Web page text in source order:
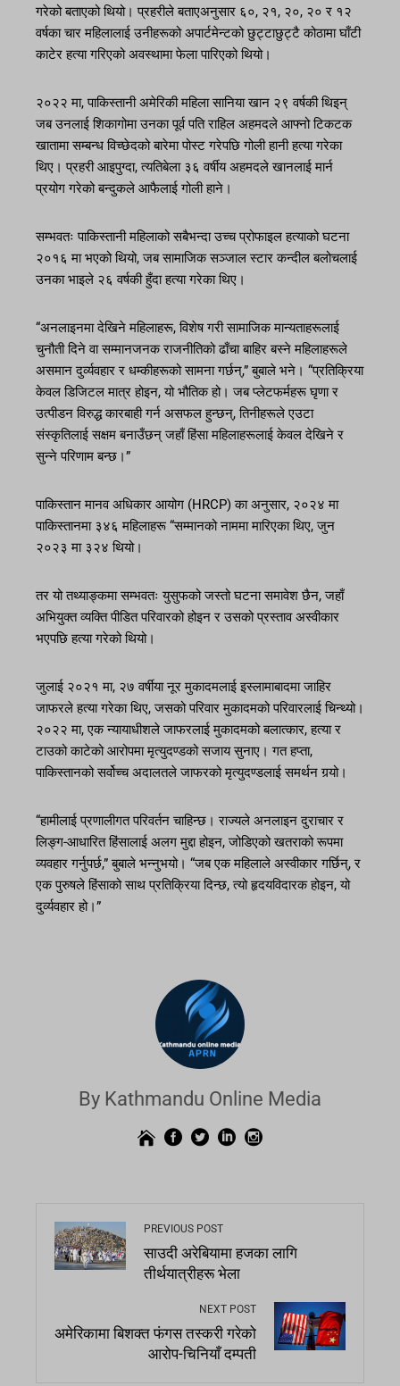
गरेको बताएको थियो। प्रहरीले बताएअनुसार ६०, २१, २०, २० र १२
वर्षका चार महिलालाई उनीहरूको अपार्टमेन्टको छुट्टाछुट्टै कोठामा घाँटी
काटेर हत्या गरिएको अवस्थामा फेला पारिएको थियो।
२०२२ मा, पाकिस्तानी अमेरिकी महिला सानिया खान २९ वर्षकी थिइन्
जब उनलाई शिकागोमा उनका पूर्व पति राहिल अहमदले आफ्नो टिकटक
खातामा सम्बन्ध विच्छेदको बारेमा पोस्ट गरेपछि गोली हानी हत्या गरेका
थिए। प्रहरी आइपुग्दा, त्यतिबेला ३६ वर्षीय अहमदले खानलाई मार्न
प्रयोग गरेको बन्दुकले आफैलाई गोली हाने।
सम्भवतः पाकिस्तानी महिलाको सबैभन्दा उच्च प्रोफाइल हत्याको घटना
२०१६ मा भएको थियो, जब सामाजिक सञ्जाल स्टार कन्दील बलोचलाई
उनका भाइले २६ वर्षकी हुँदा हत्या गरेका थिए।
“अनलाइनमा देखिने महिलाहरू, विशेष गरी सामाजिक मान्यताहरूलाई
चुनौती दिने वा सम्मानजनक राजनीतिको ढाँचा बाहिर बस्ने महिलाहरूले
असमान दुर्व्यवहार र धम्कीहरूको सामना गर्छन्,” बुबाले भने। “प्रतिक्रिया
केवल डिजिटल मात्र होइन, यो भौतिक हो। जब प्लेटफर्महरू घृणा र
उत्पीडन विरुद्ध कारबाही गर्न असफल हुन्छन्, तिनीहरूले एउटा
संस्कृतिलाई सक्षम बनाउँछन् जहाँ हिंसा महिलाहरूलाई केवल देखिने र
सुन्ने परिणाम बन्छ।”
पाकिस्तान मानव अधिकार आयोग (HRCP) का अनुसार, २०२४ मा
पाकिस्तानमा ३४६ महिलाहरू “सम्मानको नाममा मारिएका थिए, जुन
२०२३ मा ३२४ थियो।
तर यो तथ्याङ्कमा सम्भवतः युसुफको जस्तो घटना समावेश छैन, जहाँ
अभियुक्त व्यक्ति पीडित परिवारको होइन र उसको प्रस्ताव अस्वीकार
भएपछि हत्या गरेको थियो।
जुलाई २०२१ मा, २७ वर्षीया नूर मुकादमलाई इस्लामाबादमा जाहिर
जाफरले हत्या गरेका थिए, जसको परिवार मुकादमको परिवारलाई चिन्थ्यो।
२०२२ मा, एक न्यायाधीशले जाफरलाई मुकादमको बलात्कार, हत्या र
टाउको काटेको आरोपमा मृत्युदण्डको सजाय सुनाए। गत हप्ता,
पाकिस्तानको सर्वोच्च अदालतले जाफरको मृत्युदण्डलाई समर्थन गर्‍यो।
“हामीलाई प्रणालीगत परिवर्तन चाहिन्छ। राज्यले अनलाइन दुराचार र
लिङ्ग-आधारित हिंसालाई अलग मुद्दा होइन, जोडिएको खतराको रूपमा
व्यवहार गर्नुपर्छ,” बुबाले भन्नुभयो। “जब एक महिलाले अस्वीकार गर्छिन्, र
एक पुरुषले हिंसाको साथ प्रतिक्रिया दिन्छ, त्यो हृदयविदारक होइन, यो
दुर्व्यवहार हो।”
By Kathmandu Online Media
PREVIOUS POST
साउदी अरेबियामा हजका लागि
तीर्थयात्रीहरू भेला
NEXT POST
अमेरिकामा बिशक्त फंगस तस्करी गरेको
आरोप-चिनियाँ दम्पती